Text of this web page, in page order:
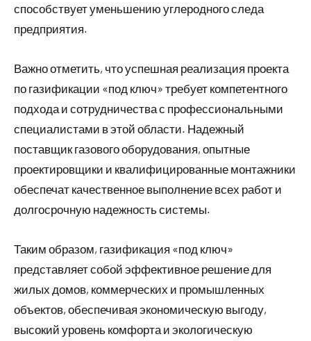
способствует уменьшению углеродного следа
предприятия.
Важно отметить, что успешная реализация проекта
по газификации «под ключ» требует компетентного
подхода и сотрудничества с профессиональными
специалистами в этой области. Надежный
поставщик газового оборудования, опытные
проектировщики и квалифицированные монтажники
обеспечат качественное выполнение всех работ и
долгосрочную надежность системы.
Таким образом, газификация «под ключ»
представляет собой эффективное решение для
жилых домов, коммерческих и промышленных
объектов, обеспечивая экономическую выгоду,
высокий уровень комфорта и экологическую